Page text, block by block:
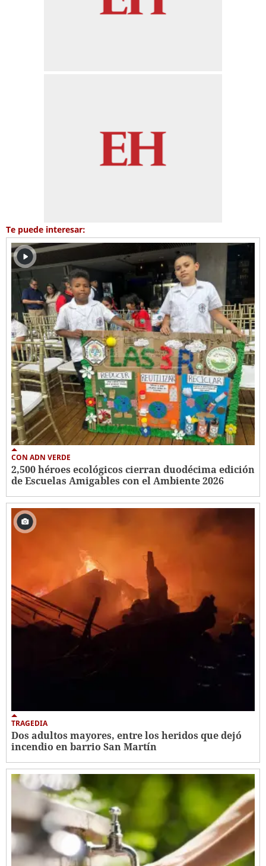
Te puede interesar:
CON ADN VERDE
2,500 héroes ecológicos cierran duodécima edición
de Escuelas Amigables con el Ambiente 2026
TRAGEDIA
Dos adultos mayores, entre los heridos que dejó
incendio en barrio San Martín